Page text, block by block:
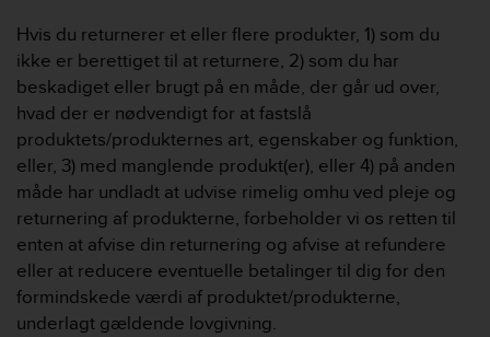
Hvis du returnerer et eller flere produkter, 1) som du
ikke er berettiget til at returnere, 2) som du har
beskadiget eller brugt på en måde, der går ud over,
hvad der er nødvendigt for at fastslå
produktets/produkternes art, egenskaber og funktion,
eller, 3) med manglende produkt(er), eller 4) på ​​anden
måde har undladt at udvise rimelig omhu ved pleje og
returnering af produkterne, forbeholder vi os retten til
enten at afvise din returnering og afvise at refundere
eller at reducere eventuelle betalinger til dig for den
formindskede værdi af produktet/produkterne,
underlagt gældende lovgivning.